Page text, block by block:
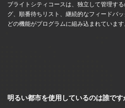
ブライトシティコースは、独立して管理す
グ、順番待ちリスト、継続的なフィードバ
どの機能がプログラムに組み込まれています
明るい都市を使用しているのは誰です